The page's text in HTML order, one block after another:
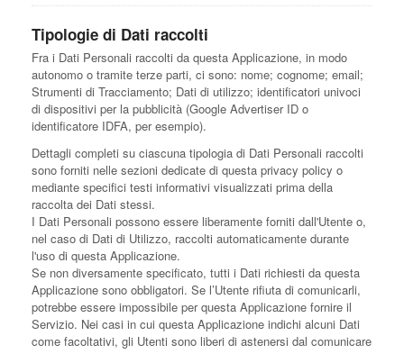
Tipologie di Dati raccolti
Fra i Dati Personali raccolti da questa Applicazione, in modo
autonomo o tramite terze parti, ci sono: nome; cognome; email;
Strumenti di Tracciamento; Dati di utilizzo; identificatori univoci
di dispositivi per la pubblicità (Google Advertiser ID o
identificatore IDFA, per esempio).
Dettagli completi su ciascuna tipologia di Dati Personali raccolti
sono forniti nelle sezioni dedicate di questa privacy policy o
mediante specifici testi informativi visualizzati prima della
raccolta dei Dati stessi.
I Dati Personali possono essere liberamente forniti dall'Utente o,
nel caso di Dati di Utilizzo, raccolti automaticamente durante
l'uso di questa Applicazione.
Se non diversamente specificato, tutti i Dati richiesti da questa
Applicazione sono obbligatori. Se l’Utente rifiuta di comunicarli,
potrebbe essere impossibile per questa Applicazione fornire il
Servizio. Nei casi in cui questa Applicazione indichi alcuni Dati
come facoltativi, gli Utenti sono liberi di astenersi dal comunicare